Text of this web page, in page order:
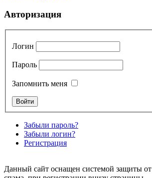
Авторизация
Логин
Пароль
Запомнить меня
Забыли пароль?
Забыли логин?
Регистрация
Данный сайт оснащен системой защиты от